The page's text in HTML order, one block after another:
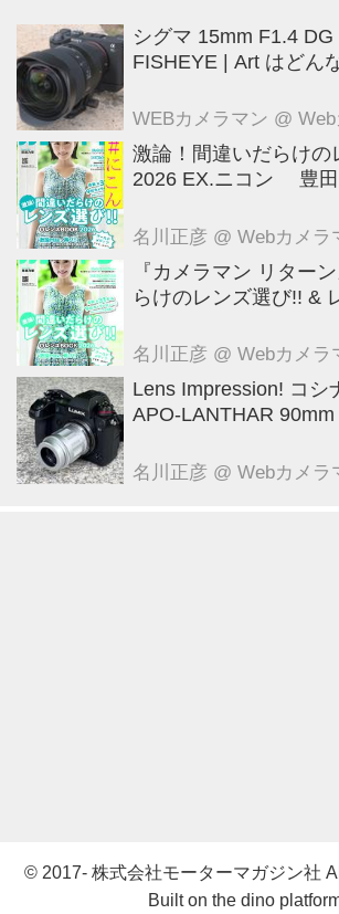
シグマ 15mm F1.4
FISHEYE | Art はどん
WEBカメラマン @
激論！間違いだらけ
2026 EX.ニコン 豊田
名川正彦 @ Webカメラ
『カメラマン リター
らけのレンズ選び!! &
名川正彦 @ Webカメラ
Lens Impression! コ
APO-LANTHAR
（税込） ●マウント:
名川正彦 @ Webカメラ
© 2017- 株式会社モーターマガジン社
Built on the dino